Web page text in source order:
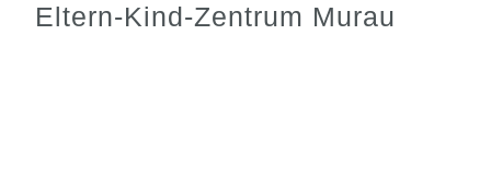
Eltern-Kind-Zentrum Murau